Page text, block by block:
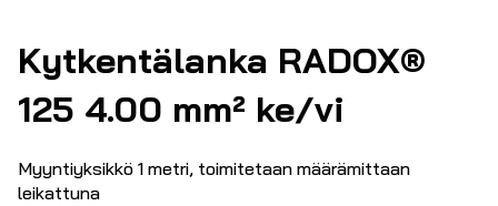
Kytkentälanka RADOX®
125 4.00 mm² ke/vi
Myyntiyksikkö 1 metri, toimitetaan määrämittaan
leikattuna